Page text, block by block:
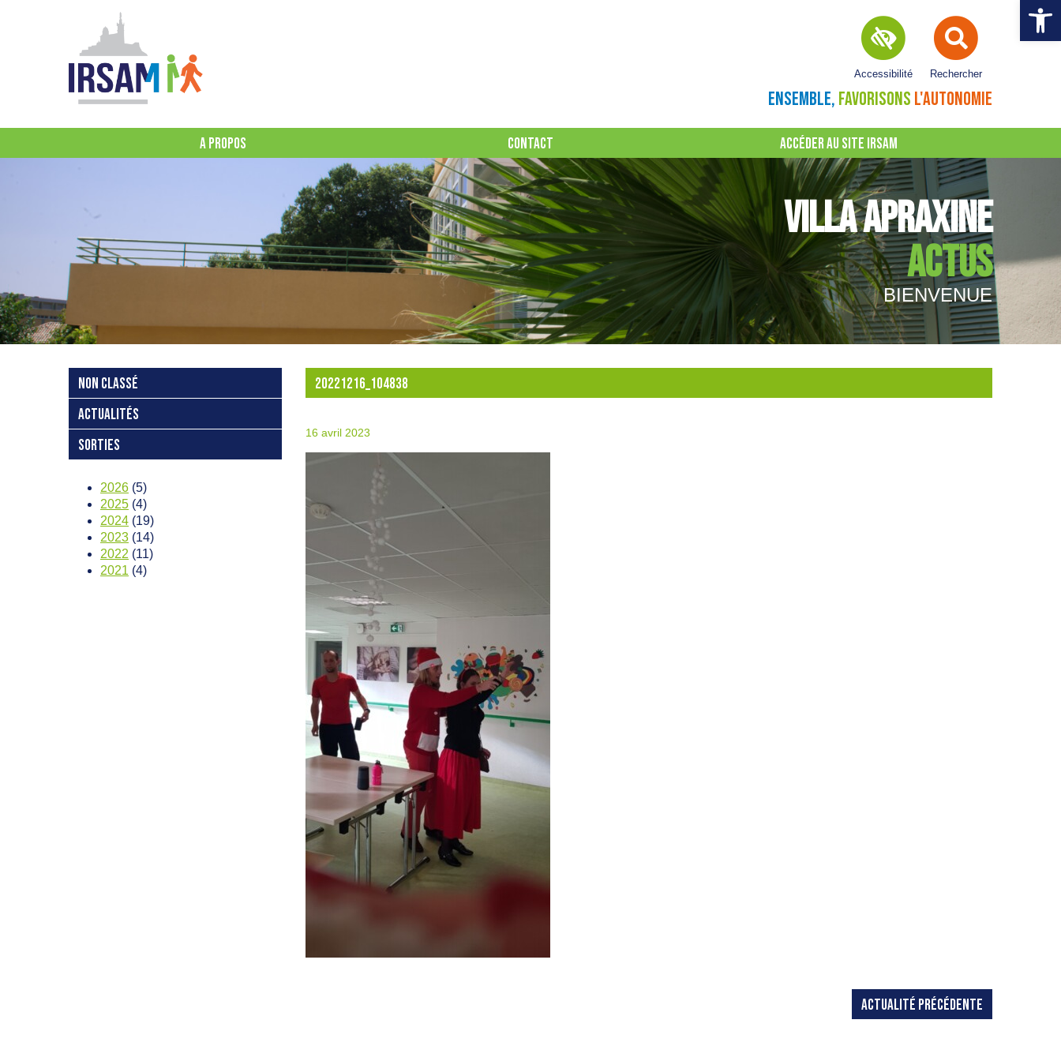
Ouvrir
Rechercher
Accessibilité
ENSEMBLE, FAVORISONS L'AUTONOMIE
A PROPOS CONTACT ACCÉDER AU SITE IRSAM
VILLA APRAXINE
ACTUS
BIENVENUE
NON CLASSÉ
ACTUALITÉS
SORTIES
2026 (5)
2025 (4)
2024 (19)
2023 (14)
2022 (11)
2021 (4)
20221216_104838
16 avril 2023
ACTUALITÉ PRÉCÉDENTE